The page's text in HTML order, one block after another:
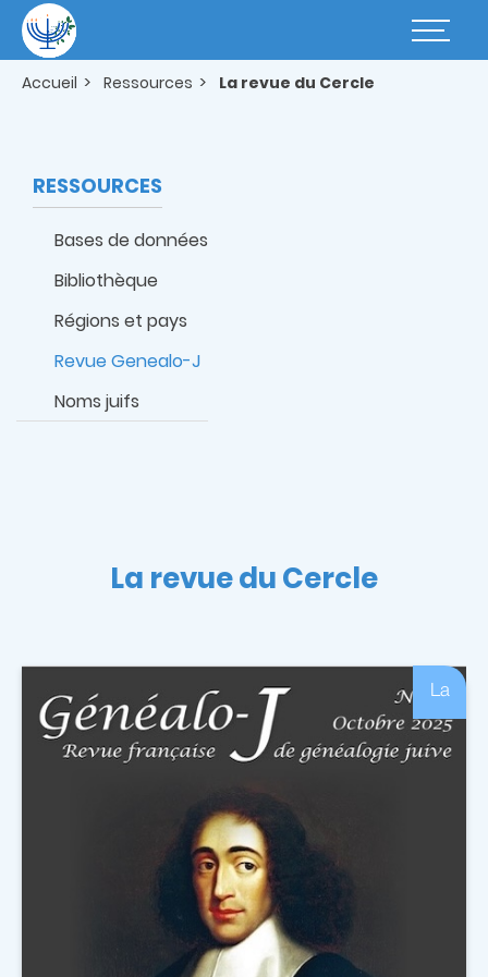
contenu
principal
Basculer
Accueil Ressources La revue du Cercle
RESSOURCES
Bases de données
Bibliothèque
Régions et pays
Revue Genealo-J
Noms juifs
La revue du Cercle
La